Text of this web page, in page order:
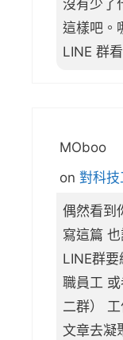
沒有少了
這樣吧。
LINE 群
MOboo
on 對科技
偶然看到
寫這篇
LINE群
職員工
二群）
文章去凝